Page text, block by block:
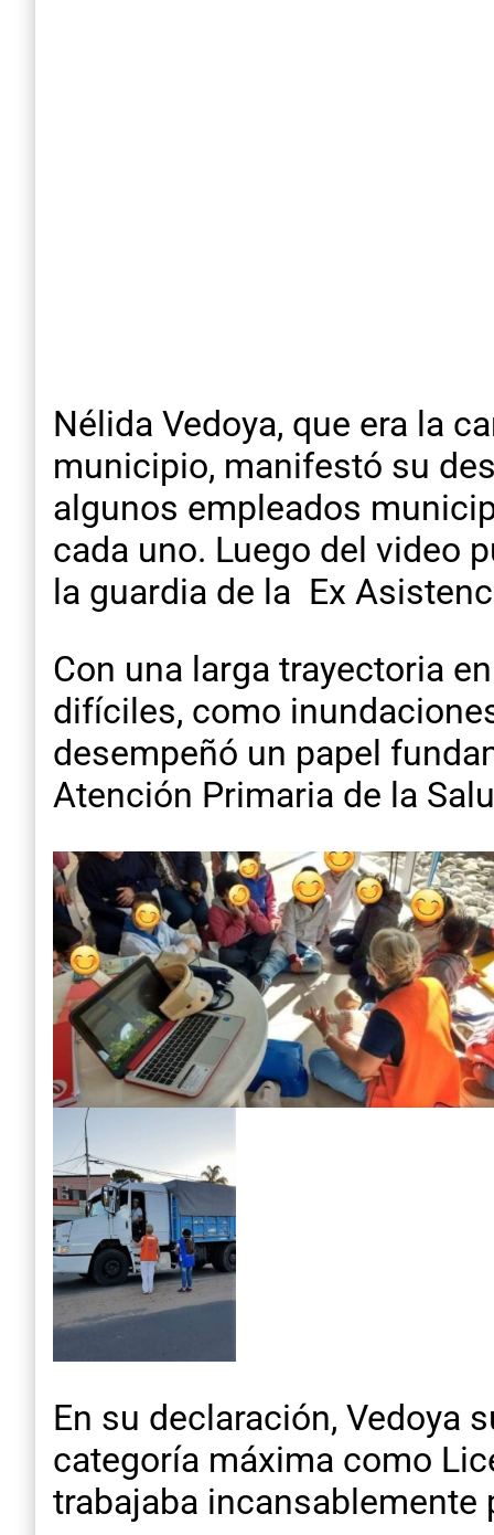
Nélida Vedoya, que era la
municipio, manifestó su
algunos empleados
cada uno. Luego del video
la guardia de la Ex
Con una larga trayectoria
difíciles, como
desempeñó un papel
Atención Primaria de la
En su declaración, Vedoya
categoría máxima como
trabajaba incansablemente